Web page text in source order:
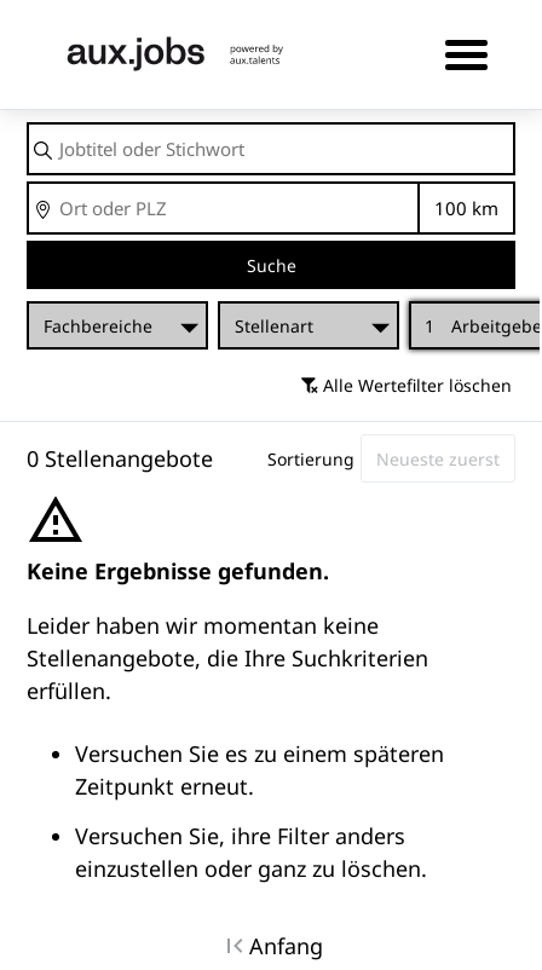
Jobtitel
oder
Stichwort
Ort
Suche
Fachbereiche Stellenart 1
Alle Wertefilter löschen
0 Stellenangebote Sortierung
Keine Ergebnisse gefunden.
Leider haben wir momentan keine
Stellenangebote, die Ihre Suchkriterien
erfüllen.
Versuchen Sie es zu einem späteren
Zeitpunkt erneut.
Versuchen Sie, ihre Filter anders
einzustellen oder ganz zu löschen.
Anfang